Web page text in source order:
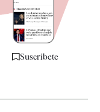
Suscríbete